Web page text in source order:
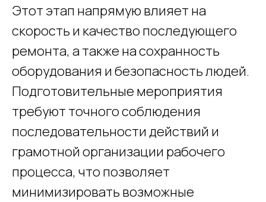
Этот этап напрямую влияет на
скорость и качество последующего
ремонта, а также на сохранность
оборудования и безопасность людей.
Подготовительные мероприятия
требуют точного соблюдения
последовательности действий и
грамотной организации рабочего
процесса, что позволяет
минимизировать возможные